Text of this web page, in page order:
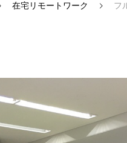
在宅リモートワーク フ